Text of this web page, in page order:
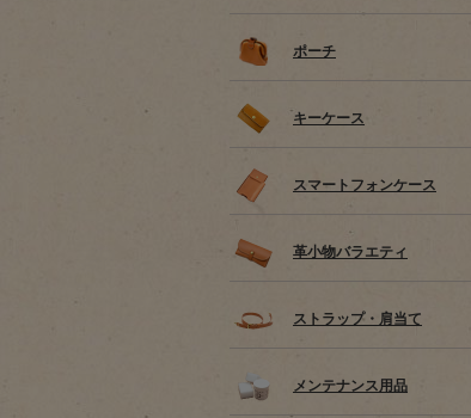
ポーチ
キーケース
スマートフォンケース
革小物バラエティ
ストラップ・肩当て
メンテナンス用品